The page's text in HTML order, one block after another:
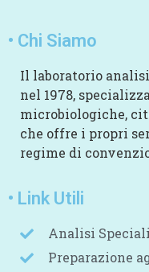
• Chi Siamo
Il laboratorio
nel 1978,
microbiologiche,
che offre i propri
regime di
• Link Utili
Analisi
Preparazione